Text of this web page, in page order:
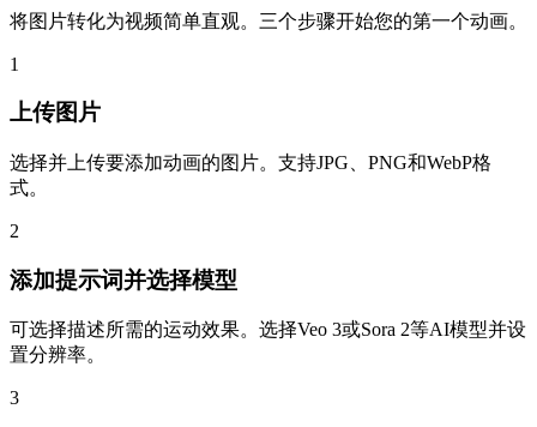
将图片转化为视频简单直观。三个步骤开始您的第一个动画。
1
上传图片
选择并上传要添加动画的图片。支持JPG、PNG和WebP格
式。
2
添加提示词并选择模型
可选择描述所需的运动效果。选择Veo 3或Sora 2等AI模型并设
置分辨率。
3